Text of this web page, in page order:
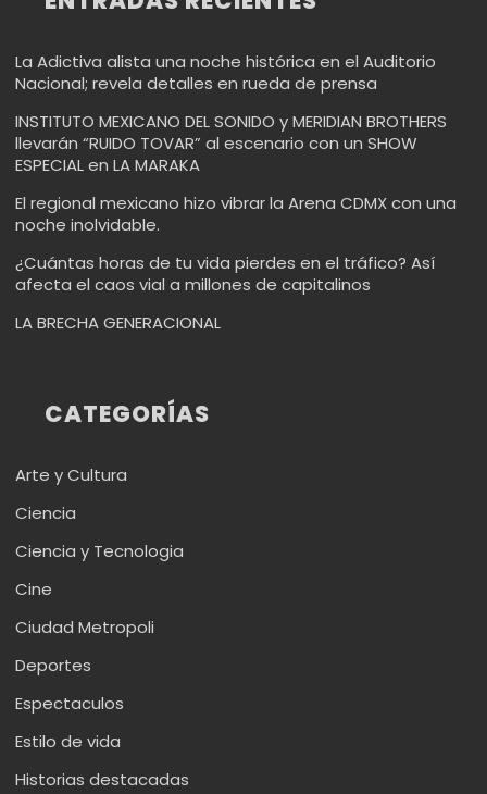
La Adictiva alista una noche histórica en el Auditorio
Nacional; revela detalles en rueda de prensa
INSTITUTO MEXICANO DEL SONIDO y MERIDIAN BROTHERS
llevarán “RUIDO TOVAR” al escenario con un SHOW
ESPECIAL en LA MARAKA
El regional mexicano hizo vibrar la Arena CDMX con una
noche inolvidable.
¿Cuántas horas de tu vida pierdes en el tráfico? Así
afecta el caos vial a millones de capitalinos
LA BRECHA GENERACIONAL
CATEGORÍAS
Arte y Cultura
Ciencia
Ciencia y Tecnologia
Cine
Ciudad Metropoli
Deportes
Espectaculos
Estilo de vida
Historias destacadas